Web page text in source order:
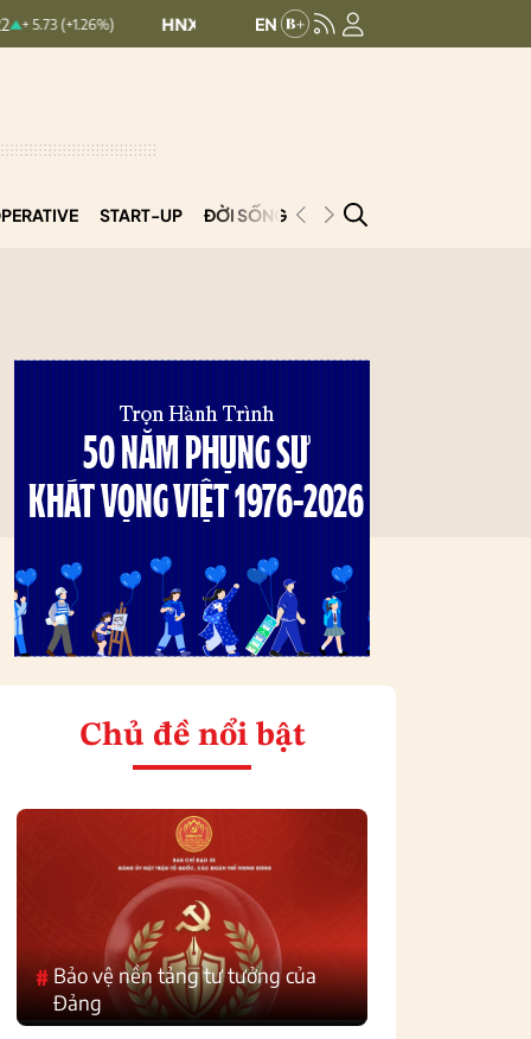
HNXINDEX:292.69 0.5 (0.17%) UPCOMINDEX:
START-UP ĐỜI SỐNG PODCAST
Chủ đề nổi bật
#Bảo vệ nền tảng tư tưởng của
Đảng